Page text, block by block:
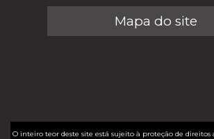
Mapa do site
O inteiro teor deste site está sujeito à proteção de direitos